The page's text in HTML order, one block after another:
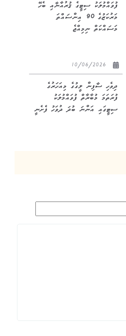
ފުވައްމުލަކު ސިޓީގެ ޤުރުއާނާއި ބެހޭ
މަރުކަޒުގެ 90 އިންސައްތަ
މަސައްކަތް ނިމިއްޖެ
ދިވެހި ސާފިން ލީގުގެ މިއަހަރުގެ
ފުރަތަމަ މުބާރާތް ފުވައްމުލަކު
ސިޓީގައި އަންނަ ބުދަ ދުވަހު ފެށެނީ